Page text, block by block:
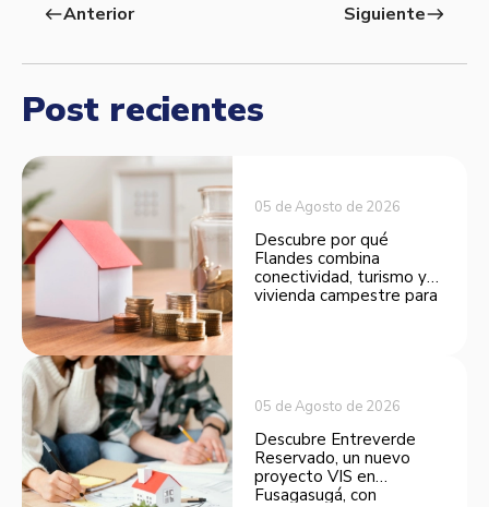
westAnterior Siguienteeast
Post recientes
05 de Agosto de 2026
Descubre por qué
Flandes combina
conectividad, turismo y
vivienda campestre para
05 de Agosto de 2026
Descubre Entreverde
Reservado, un nuevo
proyecto VIS en
Fusagasugá, con